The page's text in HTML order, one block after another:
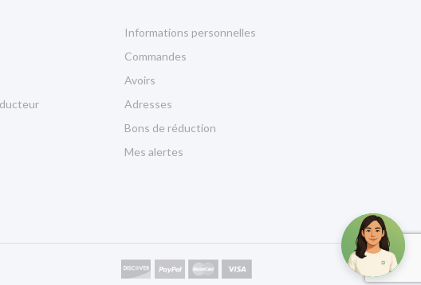
Informations personnelles
Commandes
Avoirs
Adresses
Bons de réduction
Mes alertes